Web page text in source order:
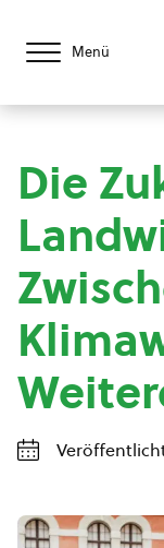
Menü
Die